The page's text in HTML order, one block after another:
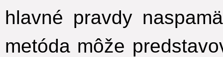
hlavné pravdy
metóda môže